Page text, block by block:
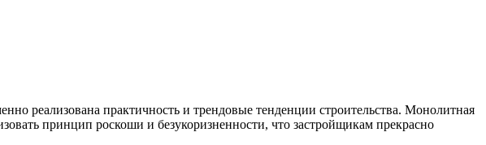
реализована практичность и трендовые тенденции строительства. Монолитная
принцип роскоши и безукоризненности, что застройщикам прекрасно